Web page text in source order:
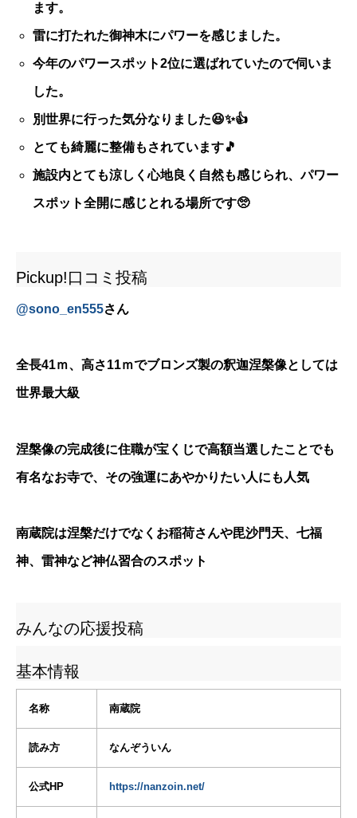
ます。
雷に打たれた御神木にパワーを感じました。
今年のパワースポット2位に選ばれていたので伺いま
した。
別世界に行った気分なりました😆✨👍
とても綺麗に整備もされています🎵
施設内とても涼しく心地良く自然も感じられ、パワー
スポット全開に感じとれる場所です🥺
Pickup!口コミ投稿
@sono_en555さん
全長41ｍ、高さ11ｍでブロンズ製の釈迦涅槃像としては
世界最大級
涅槃像の完成後に住職が宝くじで高額当選したことでも
有名なお寺で、その強運にあやかりたい人にも人気
南蔵院は涅槃だけでなくお稲荷さんや毘沙門天、七福
神、雷神など神仏習合のスポット
みんなの応援投稿
基本情報
名称 南蔵院
読み方 なんぞういん
公式HP https://nanzoin.net/